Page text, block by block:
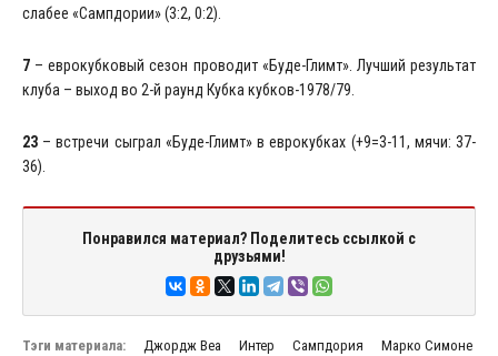
слабее «Сампдории» (3:2, 0:2).
7 – еврокубковый сезон проводит «Буде-Глимт». Лучший результат
клуба – выход во 2-й раунд Кубка кубков-1978/79.
23 – встречи сыграл «Буде-Глимт» в еврокубках (+9=3-11, мячи: 37-
36).
Понравился материал? Поделитесь ссылкой с
друзьями!
Тэги материала: Джордж Веа Интер Сампдория Марко Симоне